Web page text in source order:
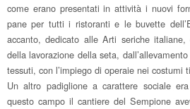
come erano presentati in attività i nuovi
pane per tutti i ristoranti e le buvette
accanto, dedicato alle Arti seriche
della lavorazione della seta,
tessuti, con l’impiego di operaie nei costumi
Un altro padiglione a carattere sociale
questo campo il cantiere del Sempione